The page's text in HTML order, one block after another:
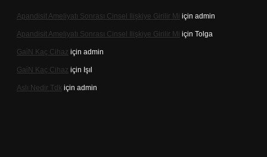
Apandisit Ameliyatı Sonrası Cinsel Ilişkiye Girilir Mi için admin
Apandisit Ameliyatı Sonrası Cinsel Ilişkiye Girilir Mi için Tolga
Gai̇N Kaç Cihaz için admin
Gai̇N Kaç Cihaz için Işıl
Aslı Nedir Tdk için admin